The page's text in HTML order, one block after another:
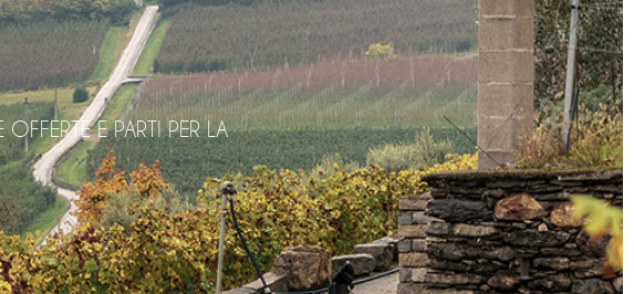
E PARTI PER LA